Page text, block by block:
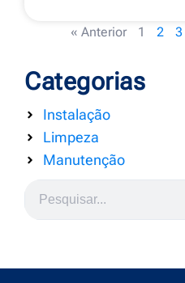
« Anterior 1 2 3
Categorias
Instalação
Limpeza
Manutenção